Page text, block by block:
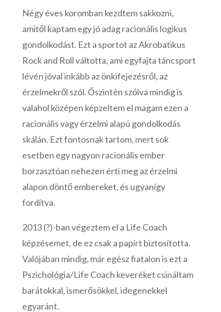
Négy éves koromban kezdtem sakkozni,
amitől kaptam egy jó adag racionális logikus
gondolkodást. Ezt a sportot az Akrobatikus
Rock and Roll váltotta, ami egyfajta táncsport
lévén jóval inkább az önkifejezésről, az
érzelmekről szól. Őszintén szólva mindig is
valahol középen képzeltem el magam ezen a
racionális vagy érzelmi alapú gondolkodás
skálán. Ezt fontosnak tartom, mert sok
esetben egy nagyon racionális ember
borzasztóan nehezen érti meg az érzelmi
alapon döntő embereket, és ugyanígy
fordítva.
2013 (?)-ban végeztem el a Life Coach
képzésemet, de ez csak a papírt biztosította.
Valójában mindig, már egész fiatalon is ezt a
Pszichológia/Life Coach keveréket csináltam
barátokkal, ismerősökkel, idegenekkel
egyaránt.